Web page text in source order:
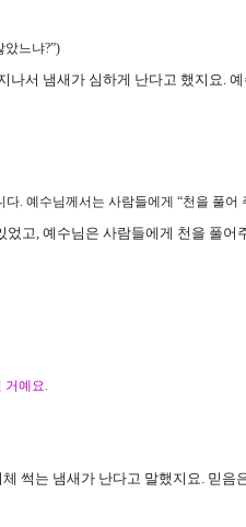
았느냐?”)
나서 냄새가 심하게 난다고 했지요.
다. 예수님께서는 사람들에게 “천을 풀어
었고, 예수님은 사람들에게 천을 풀어
거예요.
썩는 냄새가 난다고 말했지요. 믿음